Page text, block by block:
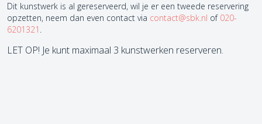
Dit kunstwerk is al gereserveerd, wil je er een tweede reservering
opzetten, neem dan even contact via contact@sbk.nl of 020-
6201321 .
LET OP! Je kunt maximaal 3 kunstwerken reserveren.